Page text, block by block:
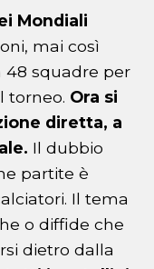
Mondiali
mai così
48 squadre per
torneo. Ora si
diretta, a
Il dubbio
partite è
Il tema
o diffide che
dietro dalla